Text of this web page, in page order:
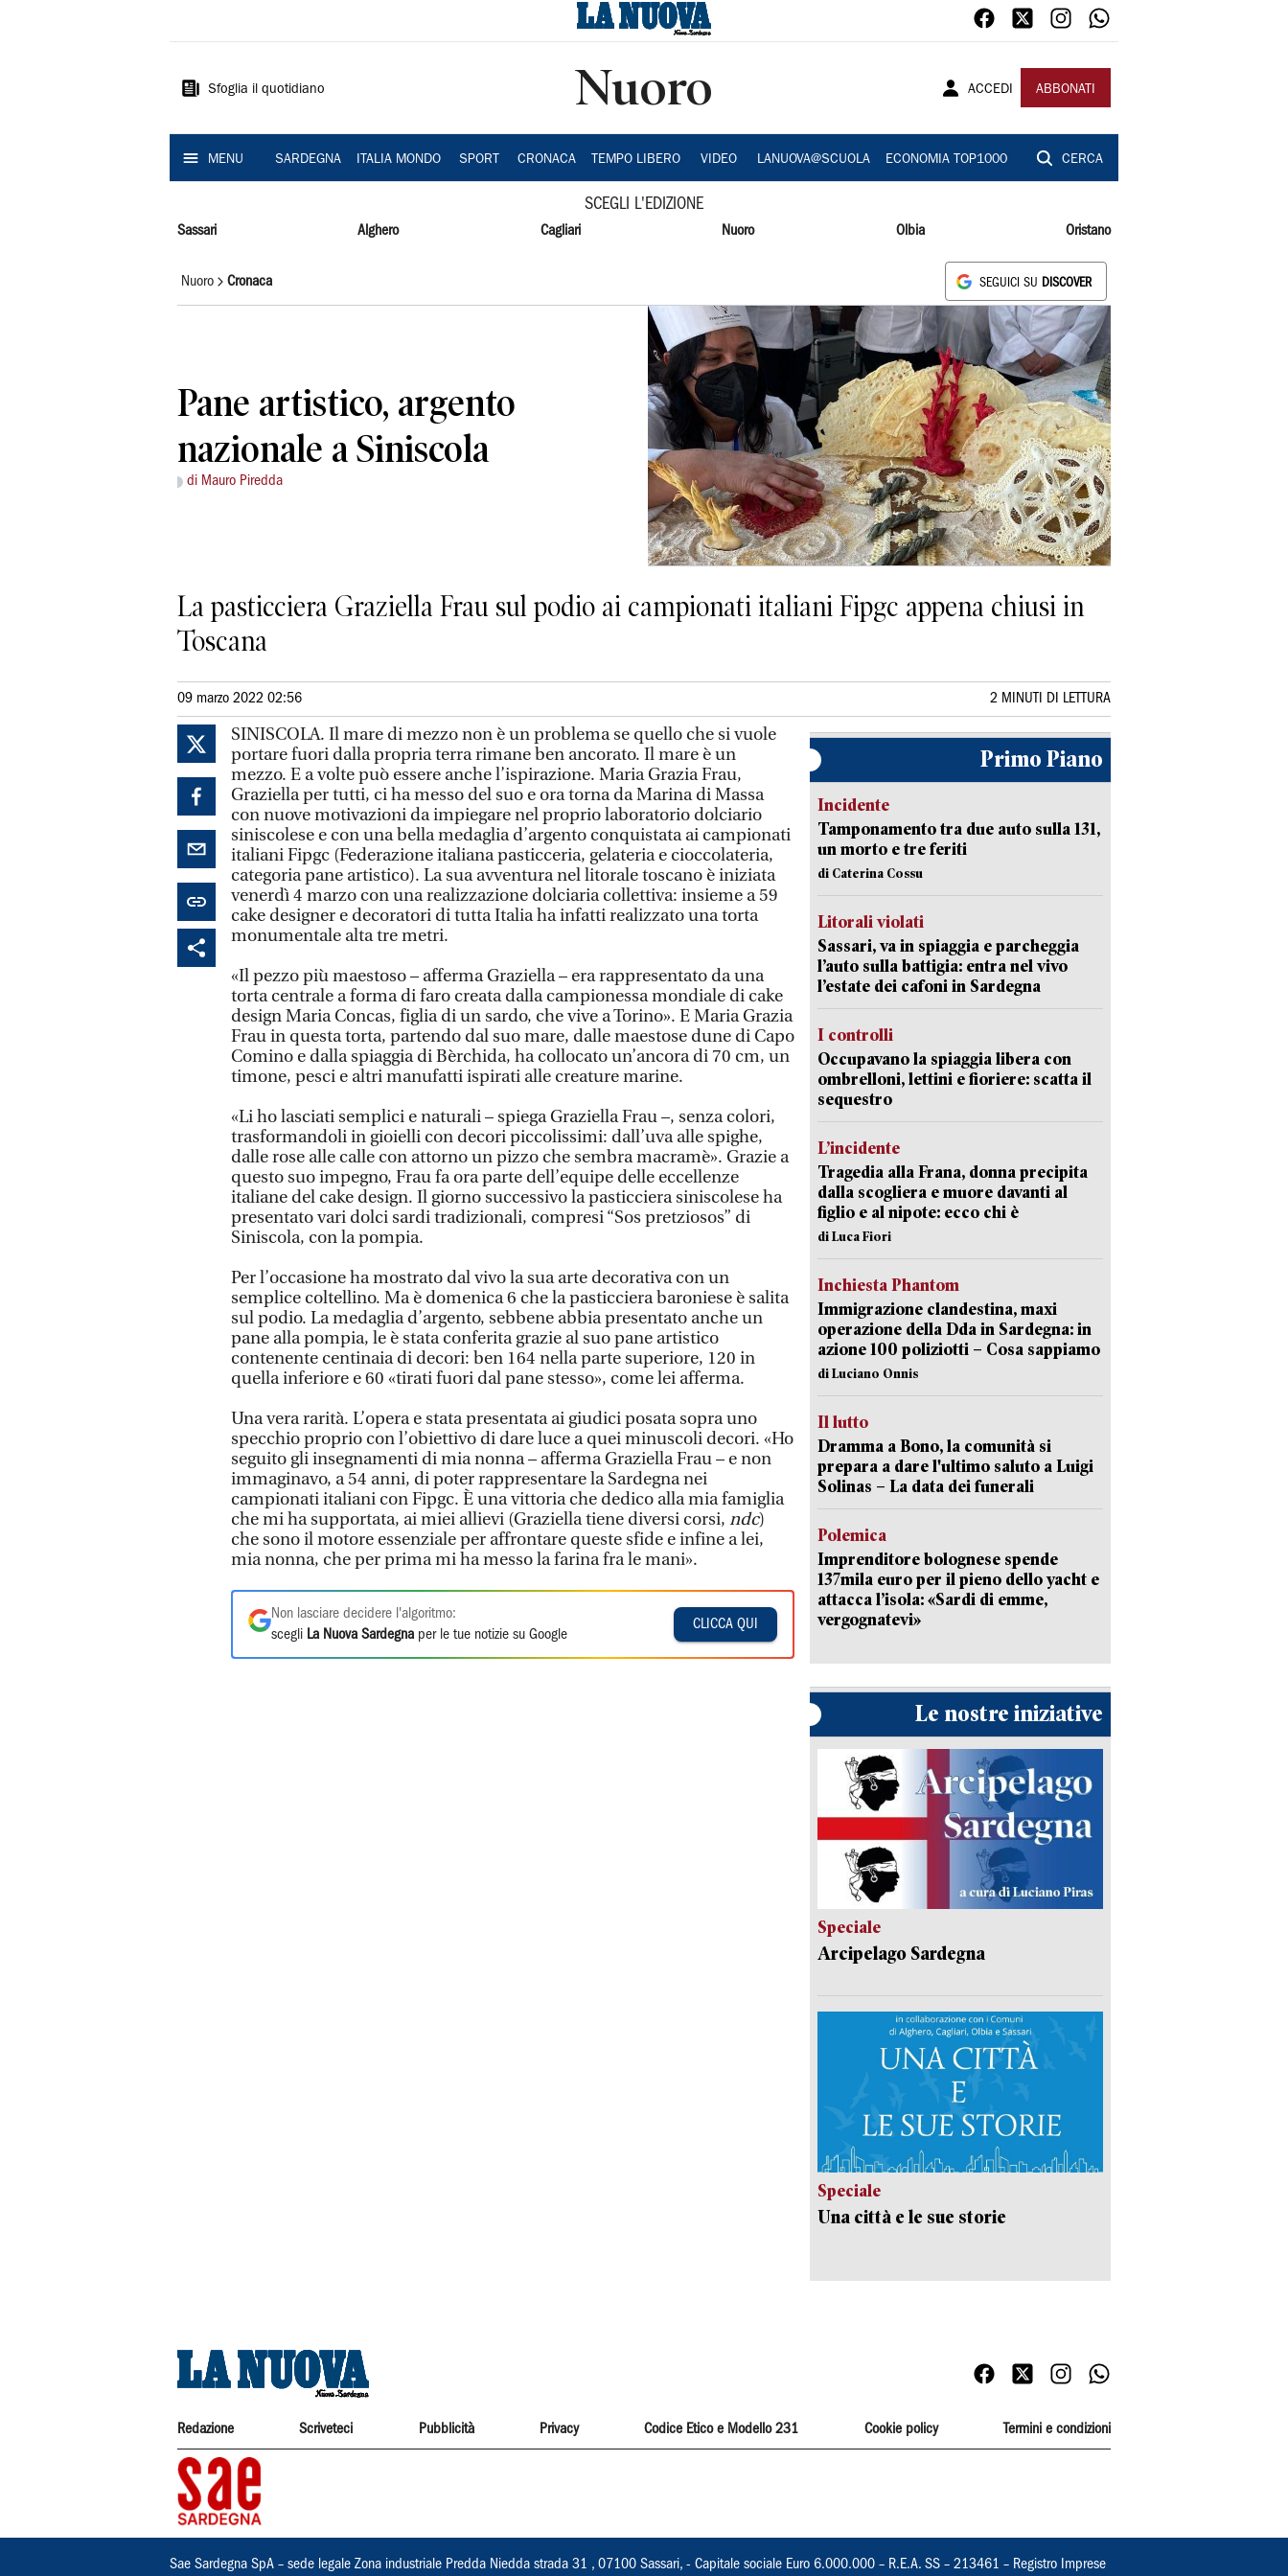
Sardegna
Sfoglia il quotidiano Nuoro ACCEDI ABBONATI
MENU SARDEGNA ITALIA MONDO SPORT CRONACA TEMPO LIBERO VIDEO LANUOVA@SCUOLA ECONOMIA TOP1000 CERCA
SCEGLI L'EDIZIONE
Sassari Alghero Cagliari Nuoro Olbia Oristano
Nuoro Cronaca SEGUICI SU DISCOVER
Pane artistico, argento
nazionale a Siniscola
di Mauro Piredda
La pasticciera Graziella Frau sul podio ai campionati italiani Fipgc appena chiusi in
Toscana
09 marzo 2022 02:56 2 MINUTI DI LETTURA
SINISCOLA. Il mare di mezzo non è un problema se quello che si vuole
portare fuori dalla propria terra rimane ben ancorato. Il mare è un
mezzo. E a volte può essere anche l’ispirazione. Maria Grazia Frau,
Graziella per tutti, ci ha messo del suo e ora torna da Marina di Massa
con nuove motivazioni da impiegare nel proprio laboratorio dolciario
siniscolese e con una bella medaglia d’argento conquistata ai campionati
italiani Fipgc (Federazione italiana pasticceria, gelateria e cioccolateria,
categoria pane artistico). La sua avventura nel litorale toscano è iniziata
venerdì 4 marzo con una realizzazione dolciaria collettiva: insieme a 59
cake designer e decoratori di tutta Italia ha infatti realizzato una torta
monumentale alta tre metri.
«Il pezzo più maestoso – afferma Graziella – era rappresentato da una
torta centrale a forma di faro creata dalla campionessa mondiale di cake
design Maria Concas, figlia di un sardo, che vive a Torino». E Maria Grazia
Frau in questa torta, partendo dal suo mare, dalle maestose dune di Capo
Comino e dalla spiaggia di Bèrchida, ha collocato un’ancora di 70 cm, un
timone, pesci e altri manufatti ispirati alle creature marine.
«Li ho lasciati semplici e naturali – spiega Graziella Frau –, senza colori,
trasformandoli in gioielli con decori piccolissimi: dall’uva alle spighe,
dalle rose alle calle con attorno un pizzo che sembra macramè». Grazie a
questo suo impegno, Frau fa ora parte dell’equipe delle eccellenze
italiane del cake design. Il giorno successivo la pasticciera siniscolese ha
presentato vari dolci sardi tradizionali, compresi “Sos pretziosos” di
Siniscola, con la pompia.
Per l’occasione ha mostrato dal vivo la sua arte decorativa con un
semplice coltellino. Ma è domenica 6 che la pasticciera baroniese è salita
sul podio. La medaglia d’argento, sebbene abbia presentato anche un
pane alla pompia, le è stata conferita grazie al suo pane artistico
contenente centinaia di decori: ben 164 nella parte superiore, 120 in
quella inferiore e 60 «tirati fuori dal pane stesso», come lei afferma.
Una vera rarità. L’opera e stata presentata ai giudici posata sopra uno
specchio proprio con l’obiettivo di dare luce a quei minuscoli decori. «Ho
seguito gli insegnamenti di mia nonna – afferma Graziella Frau – e non
immaginavo, a 54 anni, di poter rappresentare la Sardegna nei
campionati italiani con Fipgc. È una vittoria che dedico alla mia famiglia
che mi ha supportata, ai miei allievi (Graziella tiene diversi corsi, ndc)
che sono il motore essenziale per affrontare queste sfide e infine a lei,
mia nonna, che per prima mi ha messo la farina fra le mani».
Non lasciare decidere l'algoritmo:
scegli La Nuova Sardegna per le tue notizie su Google
CLICCA QUI
Primo Piano
Incidente
Tamponamento tra due auto sulla 131,
un morto e tre feriti
di Caterina Cossu
Litorali violati
Sassari, va in spiaggia e parcheggia
l’auto sulla battigia: entra nel vivo
l’estate dei cafoni in Sardegna
I controlli
Occupavano la spiaggia libera con
ombrelloni, lettini e fioriere: scatta il
sequestro
L’incidente
Tragedia alla Frana, donna precipita
dalla scogliera e muore davanti al
figlio e al nipote: ecco chi è
di Luca Fiori
Inchiesta Phantom
Immigrazione clandestina, maxi
operazione della Dda in Sardegna: in
azione 100 poliziotti – Cosa sappiamo
di Luciano Onnis
Il lutto
Dramma a Bono, la comunità si
prepara a dare l'ultimo saluto a Luigi
Solinas – La data dei funerali
Polemica
Imprenditore bolognese spende
137mila euro per il pieno dello yacht e
attacca l’isola: «Sardi di emme,
vergognatevi»
Le nostre iniziative
Speciale
Arcipelago Sardegna
Speciale
Una città e le sue storie
Redazione Scriveteci Pubblicità Privacy Codice Etico e Modello 231 Cookie policy Termini e condizioni
Sae Sardegna SpA – sede legale Zona industriale Predda Niedda strada 31 , 07100 Sassari, - Capitale sociale Euro 6.000.000 – R.E.A. SS – 213461 – Registro Imprese